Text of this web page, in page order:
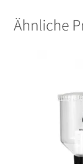
Ähnliche